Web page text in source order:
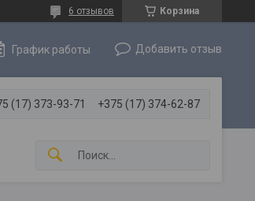
Корзина
6 отзывов
График работы Добавить отзыв
(17) 373-93-71 +375 (17) 374-62-87